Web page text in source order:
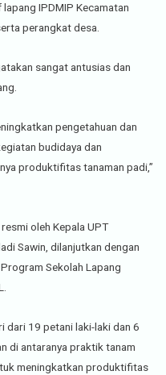
IPDMIP Kecamatan
perangkat desa.
sangat antusias dan
pengetahuan dan
budidaya dan
produktifitas tanaman padi,”
oleh Kepala UPT
Sawin, dilanjutkan dengan
Sekolah Lapang
dari 19 petani laki-laki dan 6
di antaranya praktik tanam
meningkatkan produktifitas